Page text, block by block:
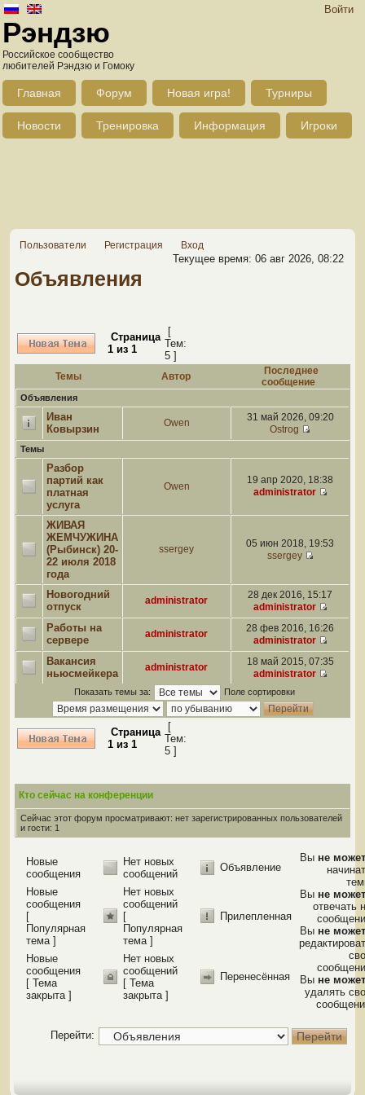
Войти
Рэндзю
Российское сообщество
любителей Рэндзю и Гомоку
Главная Форум Новая игра! Турниры
Новости Тренировка Информация Игроки
Пользователи Регистрация Вход
Текущее время: 06 авг 2026, 08:22
Объявления
Страница
1 из 1
[
Тем:
5 ]
Темы Автор
Последнее
сообщение
Объявления
Иван
Ковырзин
Owen
31 май 2026, 09:20
Ostrog
Темы
Разбор
партий как
платная
услуга
Owen
19 апр 2020, 18:38
administrator
ЖИВАЯ
ЖЕМЧУЖИНА
(Рыбинск) 20-
22 июля 2018
года
ssergey
05 июн 2018, 19:53
ssergey
Новогодний
отпуск
administrator
28 дек 2016, 15:17
administrator
Работы на
сервере
administrator
28 фев 2016, 16:26
administrator
Вакансия
ньюсмейкера
administrator
18 май 2015, 07:35
administrator
Показать темы за: Поле сортировки
Страница
1 из 1
[
Тем:
5 ]
Кто сейчас на конференции
Сейчас этот форум просматривают: нет зарегистрированных пользователей
и гости: 1
Новые
сообщения
Нет новых
сообщений
Объявление
Новые
сообщения
[
Популярная
тема ]
Нет новых
сообщений
[
Популярная
тема ]
Прилепленная
Новые
сообщения
[ Тема
закрыта ]
Нет новых
сообщений
[ Тема
закрыта ]
Перенесённая
Вы не
Вы не
отвечать
Вы не
Вы не
удалять
Перейти: